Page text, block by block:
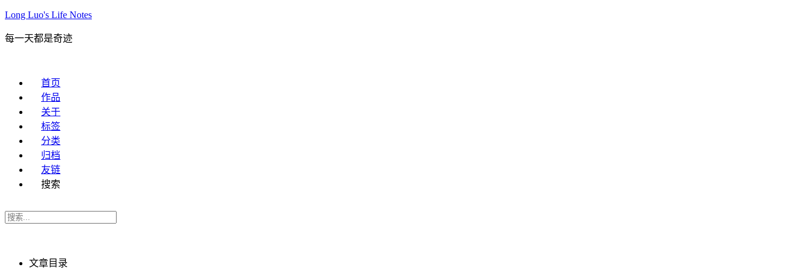
Long Luo's Life Notes
每一天都是奇迹
首页
作品
关于
标签
分类
归档
友链
搜索
文章目录